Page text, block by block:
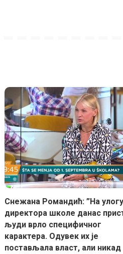
Снежана Романдић: ”На улогу
директора школе данас
људи врло специфичног
карактера. Одувек их је
постављала власт, али никад